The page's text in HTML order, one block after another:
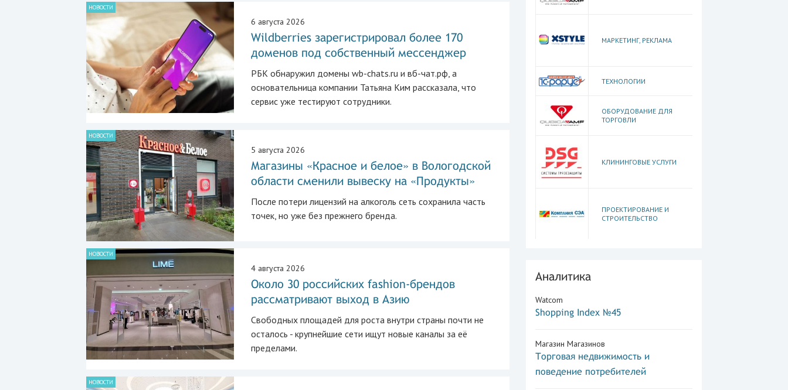
НОВОСТИ
6 августа 2026
Wildberries зарегистрировал более 170
доменов под собственный мессенджер
РБК обнаружил домены wb-chats.ru и вб-чат.рф, а
основательница компании Татьяна Ким рассказала, что
сервис уже тестируют сотрудники.
НОВОСТИ
5 августа 2026
Магазины «Красное и белое» в Вологодской
области сменили вывеску на «Продукты»
После потери лицензий на алкоголь сеть сохранила часть
точек, но уже без прежнего бренда.
НОВОСТИ
4 августа 2026
Около 30 российских fashion-брендов
рассматривают выход в Азию
Свободных площадей для роста внутри страны почти не
осталось - крупнейшие сети ищут новые каналы за её
пределами.
НОВОСТИ
МАРКЕТИНГ, РЕКЛАМА
ТЕХНОЛОГИИ
ОБОРУДОВАНИЕ ДЛЯ
ТОРГОВЛИ
КЛИНИНГОВЫЕ УСЛУГИ
ПРОЕКТИРОВАНИЕ И
СТРОИТЕЛЬСТВО
Аналитика
Watcom
Shopping Index №45
Магазин Магазинов
Торговая недвижимость и
поведение потребителей